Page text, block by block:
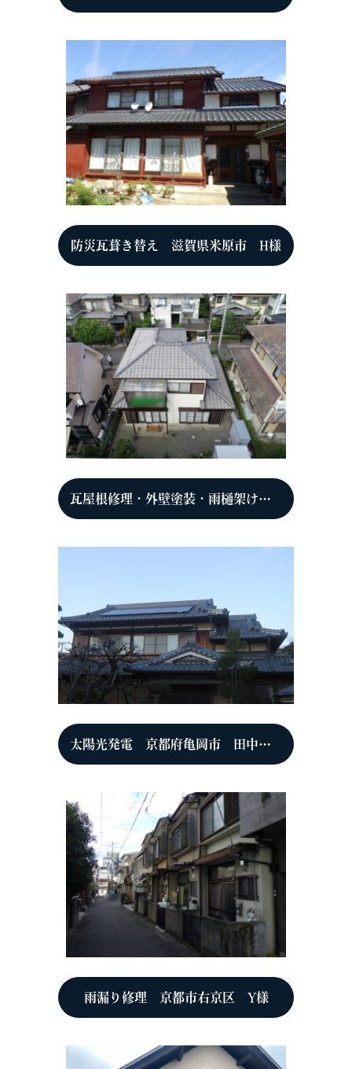
防災瓦葺き替え 滋賀県米原市 H様
瓦屋根修理・外壁塗装・雨樋架け替え 京都府亀岡市 T様
太陽光発電 京都府亀岡市 田中糀屋様
雨漏り修理 京都市右京区 Y様